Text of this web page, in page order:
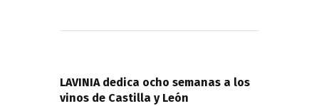
entradas
LAVINIA dedica ocho semanas a los
vinos de Castilla y León